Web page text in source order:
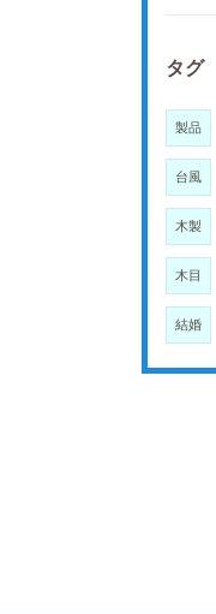
タグ
製品
台風
木製
木目
結婚